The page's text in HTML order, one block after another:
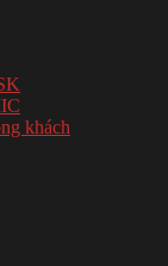
khách